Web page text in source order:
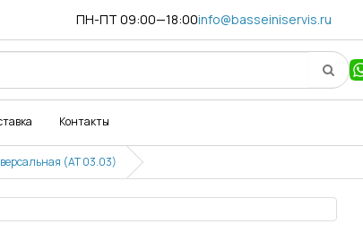
ПН-ПТ 09:00—18:00info@basseiniservis.ru
Контакты
(АТ 03.03)